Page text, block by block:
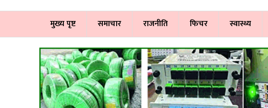
मुख्य पृष्ट समाचार राजनीति फिचर स्वास्थ्य